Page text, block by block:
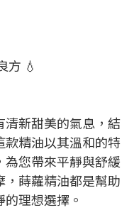
方 💧
清新甜美的氣息，結
款精油以其溫和的特
您帶來平靜與舒緩
蒔蘿精油都是幫助
理想選擇。